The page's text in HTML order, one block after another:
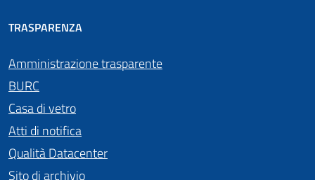
TRASPARENZA
Amministrazione trasparente
BURC
Casa di vetro
Atti di notifica
Qualità Datacenter
Sito di archivio